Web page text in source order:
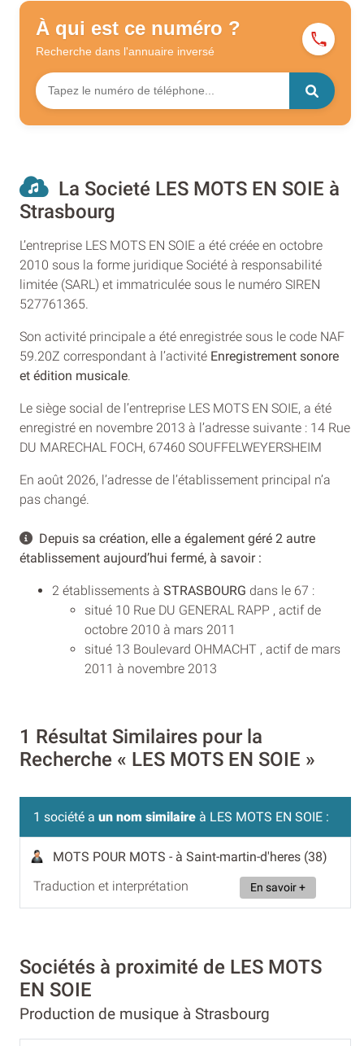
À qui est ce numéro ?
Recherche dans l'annuaire inversé
La Societé LES MOTS EN SOIE à
Strasbourg
L’entreprise LES MOTS EN SOIE a été créée en octobre
2010 sous la forme juridique Société à responsabilité
limitée (SARL) et immatriculée sous le numéro SIREN
527761365.
Son activité principale a été enregistrée sous le code NAF
59.20Z correspondant à l’activité Enregistrement sonore
et édition musicale
Le siège social de l’entreprise LES MOTS EN SOIE, a été
enregistré en novembre 2013 à l’adresse suivante : 14 Rue
DU MARECHAL FOCH, 67460 SOUFFELWEYERSHEIM
En août 2026, l’adresse de l’établissement principal n’a
pas changé.
Depuis sa création, elle a également géré 2 autre
établissement aujourd’hui fermé, à savoir :
2 établissements à STRASBOURG dans le 67 :
situé 10 Rue DU GENERAL RAPP , actif de
octobre 2010 à mars 2011
situé 13 Boulevard OHMACHT , actif de mars
2011 à novembre 2013
1 Résultat Similaires pour la
Recherche « LES MOTS EN SOIE »
1 société a un nom similaire à LES MOTS EN SOIE :
MOTS POUR MOTS - à Saint-martin-d'heres (38)
Traduction et interprétation
En savoir +
Sociétés à proximité de LES MOTS
EN SOIE
Production de musique à Strasbourg